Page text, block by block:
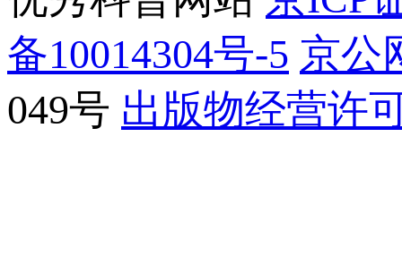
备10014304号-5 京公
049号 出版物经营许